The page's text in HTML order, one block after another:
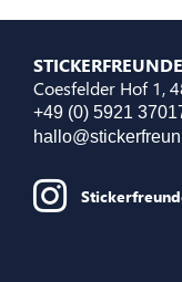
STICKERFREUNDE
Coesfelder Hof 1,
+49 (0) 5921